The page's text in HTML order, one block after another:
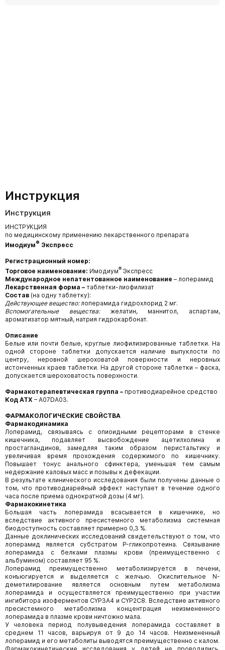
Инструкция
Инструкция
ИНСТРУКЦИЯ
по медицинскому применению лекарственного препарата
Имодиум® Экспресс
Регистрационный номер:
Торговое наименование: Имодиум® Экспресс
Международное непатентованное наименование – лоперамид
Лекарственная форма – таблетки-лиофилизат
Состав (на одну таблетку):
Действующее вещество:лоперамида гидрохлорид 2 мг.
Вспомогательные вещества: желатин, маннитол, аспартам,
ароматизатор мятный, натрия гидрокарбонат.
Описание
Белые или почти белые, круглые лиофилизированные таблетки. На
одной стороне таблетки допускается наличие выпуклости по
центру, неровной шероховатой поверхности и неровных
истонченных краев таблетки. На другой стороне таблетки – фаска,
допускается шероховатость поверхности.
Фармакотерапевтическая группа – противодиарейное средство
Код АТХ – А07DA03.
ФАРМАКОЛОГИЧЕСКИЕ СВОЙСТВА
Фармакодинамика
Лоперамид, связываясь с опиоидными рецепторами в стенке
кишечника, подавляет высвобождение ацетилхолина и
простагландинов, замедляя таким образом перистальтику и
увеличивая время прохождения содержимого по кишечнику.
Повышает тонус анального сфинктера, уменьшая тем самым
недержание каловых масс и позывы к дефекации.
В результате клинического исследования были получены данные о
том, что противодиарейный эффект наступает в течение одного
часа после приема однократной дозы (4 мг).
Фармакокинетика
Большая часть лоперамида всасывается в кишечнике, но
вследствие активного пресистемного метаболизма системная
биодоступность составляет примерно 0,3 %.
Данные доклинических исследований свидетельствуют о том, что
лоперамид является субстратом P-гликопротеина. Связывание
лоперамида с белками плазмы крови (преимущественно с
альбумином) составляет 95 %.
Лоперамид преимущественно метаболизируется в печени,
конъюгируется и выделяется с желчью. Окислительное N-
деметилирование является основным путем метаболизма
лоперамида и осуществляется преимущественно при участии
ингибитора изоферментов СYP3A4 и CYP2C8. Вследствие активного
пресистемного метаболизма концентрация неизмененного
лоперамида в плазме крови ничтожно мала.
У человека период полувыведения лоперамида составляет в
среднем 11 часов, варьируя от 9 до 14 часов. Неизмененный
лоперамид и его метаболиты выводятся преимущественно с калом.